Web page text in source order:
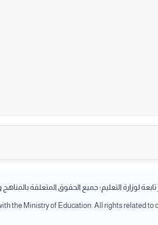
لوزارة التعليم؛ جميع الحقوق المتعلقة
the Ministry of Education. All rights related to